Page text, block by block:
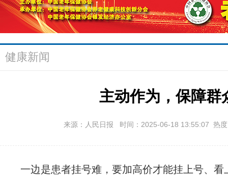
健康新闻
主动作为，保障群
来源：人民日报 时间：2025-06-18 13:55:07 热
一边是患者挂号难，要加高价才能挂上号、看